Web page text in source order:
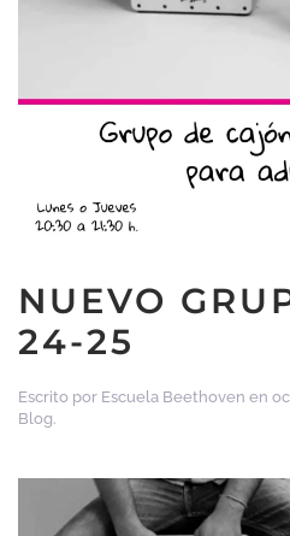
NUEVO
24-25
Escrito por Escuela Beethoven en
Blog.